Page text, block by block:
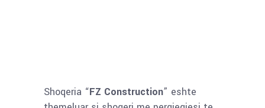
Shoqeria “FZ Construction” eshte